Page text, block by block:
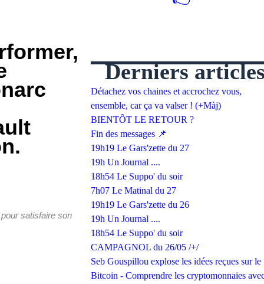
satisfaire son
Derniers
Détachez vos chaines et accrochez vous,
ensemble, car ça va valser ! (+Màj)
BIENTÔT LE RETOUR ?
Fin des messages 📌
19h19 Le Gars'zette du 27
19h Un Journal ....
18h54 Le Suppo' du soir
7h07 Le Matinal du 27
19h19 Le Gars'zette du 26
19h Un Journal ....
18h54 Le Suppo' du soir
CAMPAGNOL du 26/05 /+/
Seb Gouspillou explose les idées reçues sur le
Bitcoin - Comprendre les cryptomonnaies